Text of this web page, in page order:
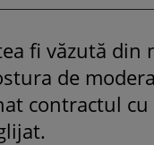
fi văzută din
de
contractul